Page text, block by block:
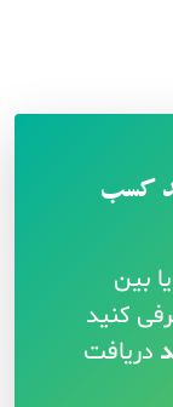
کسب
بین
کنید
دریافت